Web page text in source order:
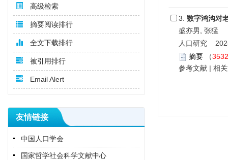
高级检索
摘要阅读排行
全文下载排行
被引用排行
Email Alert
友情链接
中国人口学会
国家哲学社会科学文献中心
3. 数字鸿沟对
盛亦男, 张猛
人口研究
摘要 （3532
参考文献 | 相